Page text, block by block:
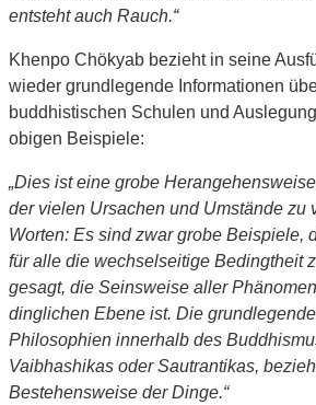
entsteht auch Rauch.“
Khenpo Chökyab bezieht in seine
wieder grundlegende Informationen
buddhistischen Schulen und
obigen Beispiele:
„Dies ist eine grobe
der vielen Ursachen und Umstände zu
Worten: Es sind zwar grobe Beispiele,
für alle die wechselseitige Bedingtheit
gesagt, die Seinsweise aller
dinglichen Ebene ist. Die
Philosophien innerhalb des
Vaibhashikas oder Sautrantikas,
Bestehensweise der Dinge.“